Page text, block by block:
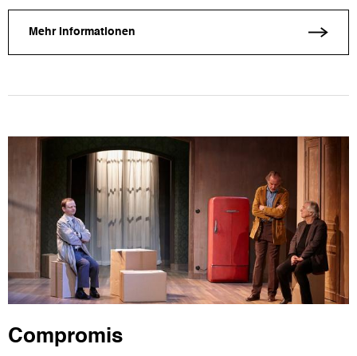
Mehr Informationen
Compromis